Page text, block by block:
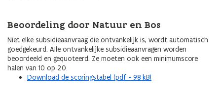
Beoordeling door Natuur en Bos
Niet elke subsidieaanvraag die ontvankelijk is, wordt automatisch
goedgekeurd. Alle ontvankelijke subsidieaanvragen worden
beoordeeld en gequoteerd. Ze moeten ook een minimumscore
halen van 10 op 20.
Download de scoringstabel (pdf - 98 kB)